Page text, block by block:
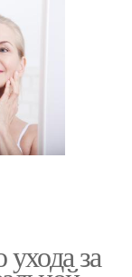
ухода за